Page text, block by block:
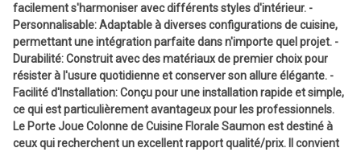
facilement s'harmoniser avec différents styles d'intérieur. -
Personnalisable: Adaptable à diverses configurations de cuisine,
permettant une intégration parfaite dans n'importe quel projet. -
Durabilité: Construit avec des matériaux de premier choix pour
résister à l'usure quotidienne et conserver son allure élégante. -
Facilité d'Installation: Conçu pour une installation rapide et simple,
ce qui est particulièrement avantageux pour les professionnels.
Le Porte Joue Colonne de Cuisine Florale Saumon est destiné à
ceux qui recherchent un excellent rapport qualité/prix. Il convient